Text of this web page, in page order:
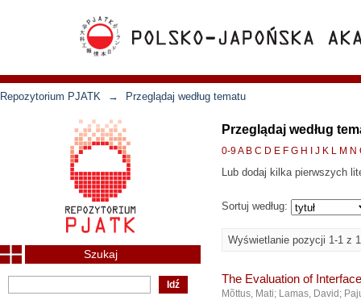
Repozytorium PJATK → Przeglądaj według tematu
Przeglądaj według
0-9A B C D E F G H J K L M N
Lub dodaj kilka pierwszych
Sortuj według:
Wyświetlanie pozycji 1-1 z 1
The Evaluation of
Mõttus, Mati; Lamas, David ;
Szukaj